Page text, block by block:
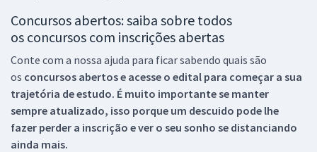
Concursos abertos: saiba sobre todos
os concursos com inscrições abertas
Conte com a nossa ajuda para ficar sabendo quais são
os concursos abertos e acesse o edital para começar a sua
trajetória de estudo. É muito importante se manter
sempre atualizado, isso porque um descuido pode lhe
fazer perder a inscrição e ver o seu sonho se distanciando
ainda mais.